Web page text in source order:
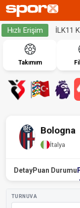
Hızlı Erişim İLK11
Takımım
Bologna
İtalya
DetayPuan Durumu
TURNUVA